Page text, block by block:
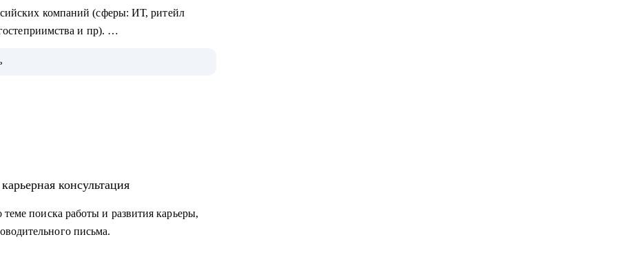
компаний (сферы: ИТ, ритейл
и пр).
вам кажется, что их нет);
консультация
поиска работы и развития карьеры,
письма.